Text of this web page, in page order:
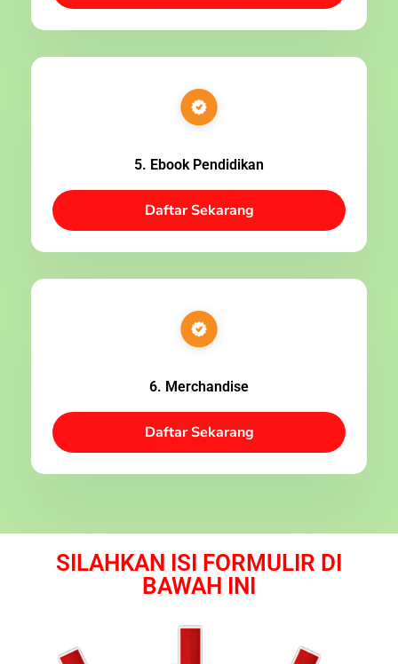
5. Ebook Pendidikan
Daftar Sekarang
6. Merchandise
Daftar Sekarang
SILAHKAN ISI FORMULIR DI
BAWAH INI